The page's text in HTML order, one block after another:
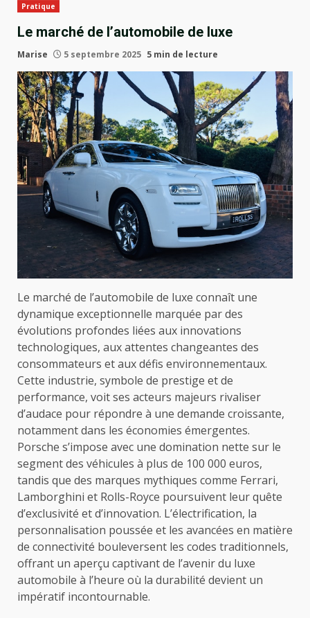
Pratique
Le marché de l’automobile de luxe
Marise 5 septembre 2025 5 min de lecture
Le marché de l’automobile de luxe connaît une
dynamique exceptionnelle marquée par des
évolutions profondes liées aux innovations
technologiques, aux attentes changeantes des
consommateurs et aux défis environnementaux.
Cette industrie, symbole de prestige et de
performance, voit ses acteurs majeurs rivaliser
d’audace pour répondre à une demande croissante,
notamment dans les économies émergentes.
Porsche s’impose avec une domination nette sur le
segment des véhicules à plus de 100 000 euros,
tandis que des marques mythiques comme Ferrari,
Lamborghini et Rolls-Royce poursuivent leur quête
d’exclusivité et d’innovation. L’électrification, la
personnalisation poussée et les avancées en matière
de connectivité bouleversent les codes traditionnels,
offrant un aperçu captivant de l’avenir du luxe
automobile à l’heure où la durabilité devient un
impératif incontournable.